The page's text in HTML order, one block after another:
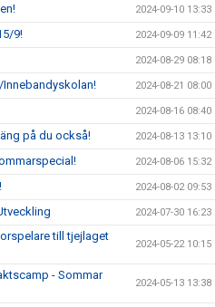
2024-09-10 13:33
9! 2024-09-09 11:42
2024-08-29 08:18
2024-08-21 08:00
2024-08-16 08:40
på du också! 2024-08-13 13:10
2024-08-06 15:32
2024-08-02 09:53
2024-07-30 16:23
till tjejlaget
2024-05-22 10:15
- Sommar
2024-05-13 13:38